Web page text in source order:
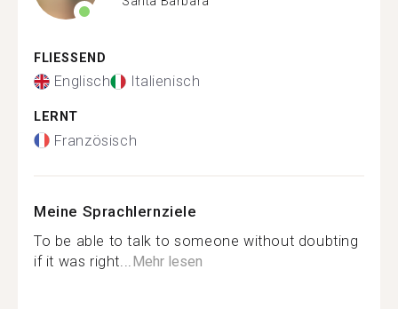
FLIESSEND
Englisch Italienisch
LERNT
Französisch
Meine Sprachlernziele
To be able to talk to someone without doubting
if it was right... Mehr lesen